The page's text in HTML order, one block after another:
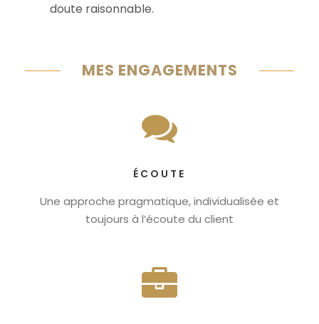
doute raisonnable.
MES ENGAGEMENTS
ÉCOUTE
Une approche pragmatique, individualisée et
toujours à l’écoute du client